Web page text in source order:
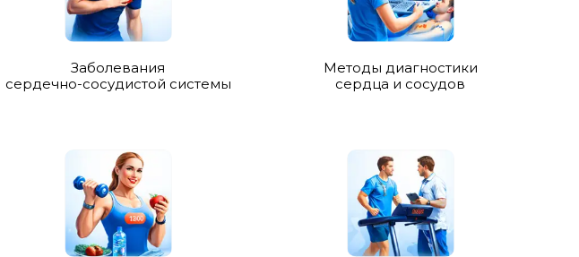
Заболевания
сердечно-сосудистой системы
Методы диагностики
сердца и сосудов